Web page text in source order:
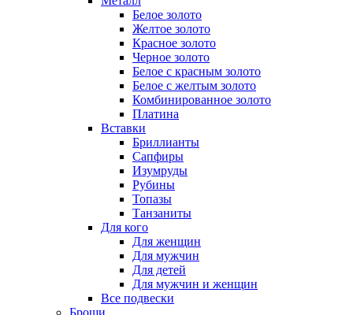
Белое золото
Желтое золото
Красное золото
Черное золото
Белое с красным золото
Белое с желтым золото
Комбинированное золото
Платина
Вставки
Бриллианты
Сапфиры
Изумруды
Рубины
Топазы
Танзаниты
Для кого
Для женщин
Для мужчин
Для детей
Для мужчин и женщин
Все подвески
Броши